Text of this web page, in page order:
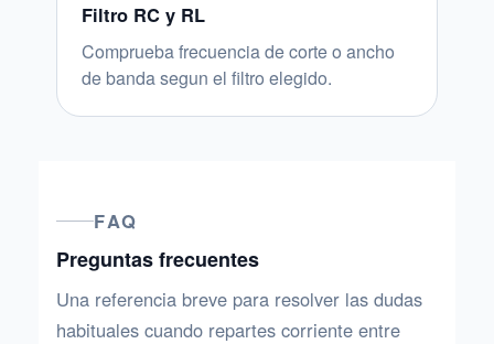
Filtro RC y RL
Comprueba frecuencia de corte o ancho
de banda segun el filtro elegido.
FAQ
Preguntas frecuentes
Una referencia breve para resolver las dudas
habituales cuando repartes corriente entre